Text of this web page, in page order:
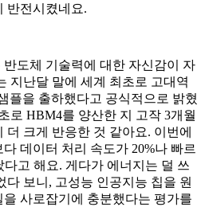
반전시켰네요.
도체 기술력에 대한 자신감이 자
지난달 말에 세계 최초로 고대역
플을 출하했다고 공식적으로 밝혔
로 HBM4를 양산한 지 고작 3개월
크게 반응한 것 같아요. 이번에
데이터 처리 속도가 20%나 빠르
다고 해요. 게다가 에너지는 덜 쓰
다 보니, 고성능 인공지능 칩을 원
사로잡기에 충분했다는 평가를